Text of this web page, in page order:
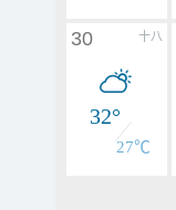
十八
30
32°
27℃